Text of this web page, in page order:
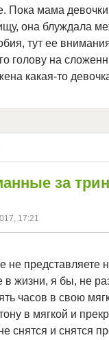
Пока мама
она блуждала
тут ее
голову на
какая-то
за
17:21
не представляете
жизни, я бы, не
часов в свою
в мягкой и
снятся и снятся